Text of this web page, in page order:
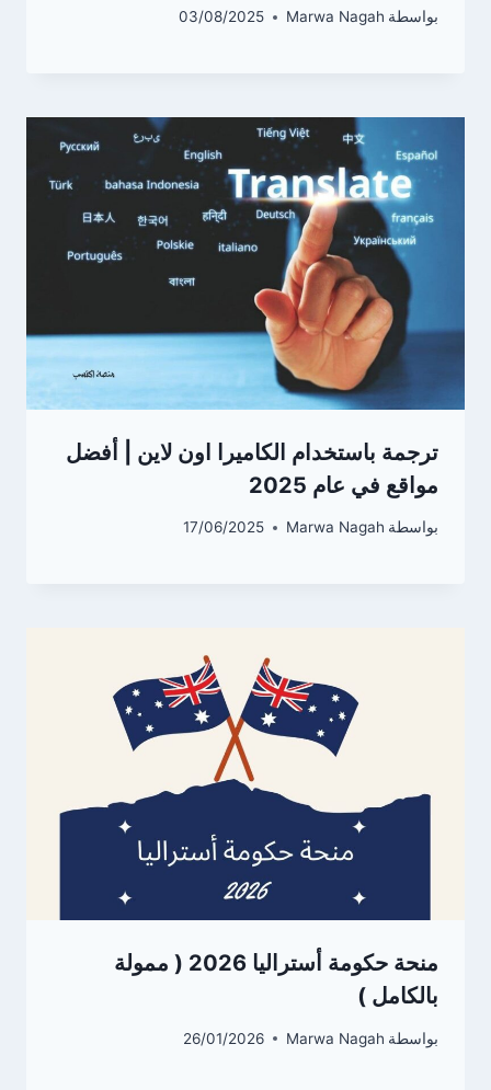
بواسطة Marwa Nagah
03/08/2025
ترجمة باستخدام الكاميرا اون لاين | أفضل
مواقع في عام 2025
بواسطة Marwa Nagah
17/06/2025
منحة حكومة أستراليا 2026 ( ممولة
بالكامل )
بواسطة Marwa Nagah
26/01/2026